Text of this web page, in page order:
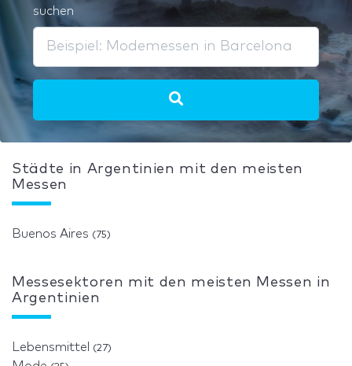
suchen
Städte in Argentinien mit den meisten
Messen
Buenos Aires (75)
Messesektoren mit den meisten Messen in
Argentinien
Lebensmittel (27)